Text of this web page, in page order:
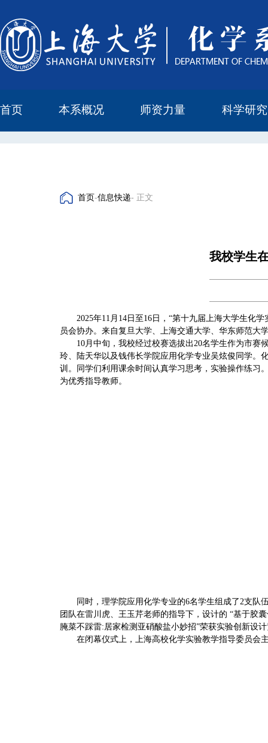
首页 本系概况 师资力量 科学研究
首页-信息快递- 正文
我校学生
2025年11月14日至16日，“第十九届上海大学生化
员会协办。来自复旦大学、上海交通大学、华东师范大
10月中旬，我校经过校赛选拔出20名学生作为市
玲、陆天华以及钱伟长学院应用化学专业吴炫俊同学。
训。同学们利用课余时间认真学习思考，实验操作练习
为优秀指导教师。
同时，理学院应用化学专业的6名学生组成了2支
团队在雷川虎、王玉芹老师的指导下，设计的 “基于胶
腌菜不踩雷:居家检测亚硝酸盐小妙招”荣获实验创新设
在闭幕仪式上，上海高校化学实验教学指导委员会